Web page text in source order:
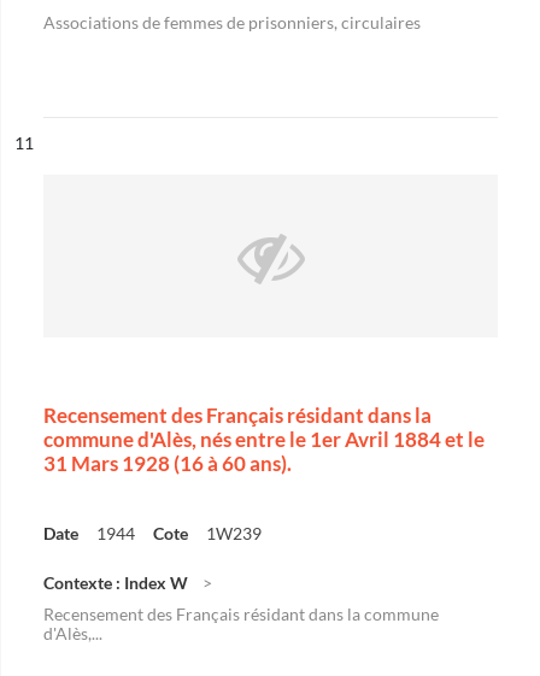
Associations de femmes de prisonniers, circulaires
n°
11
Recensement des Français résidant dans la
commune d'Alès, nés entre le 1er Avril 1884 et le
31 Mars 1928 (16 à 60 ans).
Date 1944 Cote 1W239
Contexte : Index W
Recensement des Français résidant dans la commune
d'Alès,...